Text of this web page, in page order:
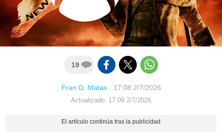
19
Fran G. Matas· 17:08 2/7/2026
Actualizado: 17:09 2/7/2026